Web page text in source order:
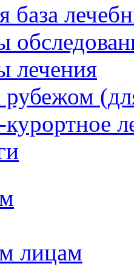
база
лечения
рубежом
лицам